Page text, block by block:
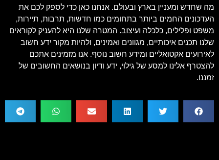
מה שחדש ומעניין בארץ ובעולם. אנחנו כאן כדי לספק לכם את
העדכונים החמים ביותר בתחומים כמו חדשות, תרבות, תיירות,
משפט ופלילים, כלכלה ועיצוב. המטרה שלנו היא להעניק לקוראים
שלנו תכנים איכותיים, מגוונים ואמינים, ולהיות מקור ידע חשוב
לאירועים אקטואליים ומידע חשוב נוסף. אנו מזמינים אתכם
להצטרף אלינו למסע של גילוי, ידע ודיון בנושאים החשובים של
זמננו.